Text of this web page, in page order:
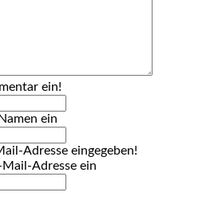
ein!
ein
Adresse eingegeben!
Mail-Adresse ein